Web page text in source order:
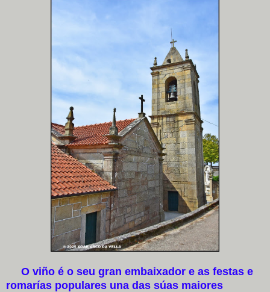
O viño é o seu gran embaixador e as festas e
romarías populares una das súas maiores